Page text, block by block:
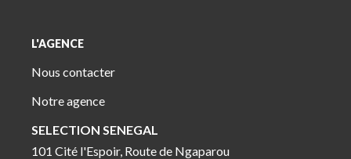
L'AGENCE
Nous contacter
Notre agence
SELECTION SENEGAL
101 Cité l'Espoir, Route de Ngaparou